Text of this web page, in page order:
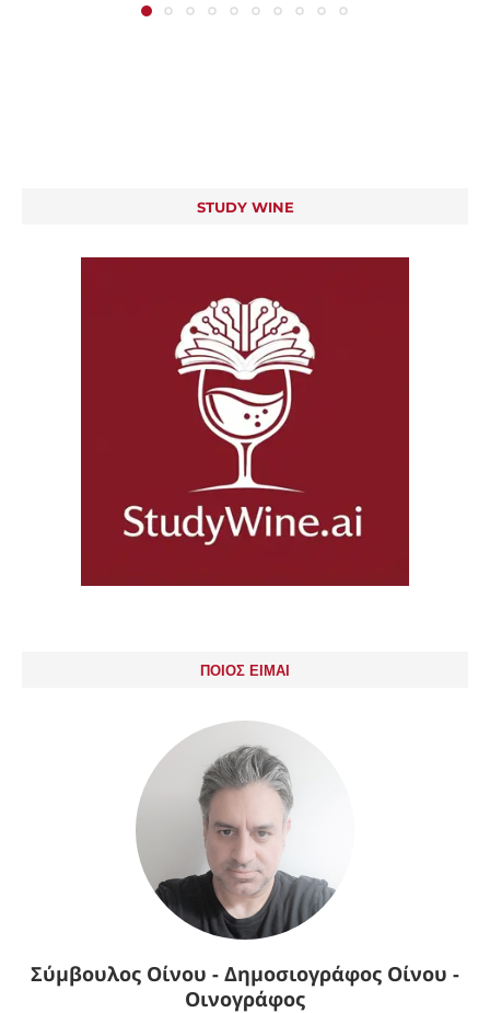
STUDY WINE
ΠΟΙΟΣ ΕΙΜΑΙ
Σύμβουλος Οίνου - Δημοσιογράφος Οίνου -
Οινογράφος